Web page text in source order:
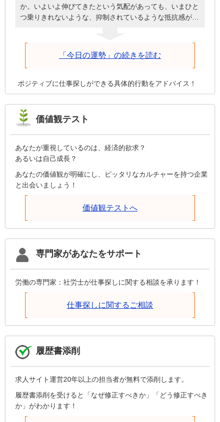
か。いよいよ伸びてきたという気配があっても、いまひと
つ乗りきれないような、抑制されているような抵抗感があ
進み続けます。投げ出してしまったらそこで終了です。焦
って無理を押し通さず、しっかり根差していけるように状
「今日の運勢」の続きを読む
ポジティブに仕事探しができる具体的行動をアドバイス！
価値観テスト
あなたが重視しているのは、経済的欲求？
あるいは自己成長？
あなたの価値観が明確にし、ピッタリなカルチャーを持つ企業
と出会いましょう！
価値観テストへ
専門家があなたをサポート
労働の専門家：社労士が仕事探しに関する相談を承ります！
仕事探しに関するご相談
履歴書添削
求人サイト運営20年以上の担当者が無料で添削します。
履歴書添削を受けると「なぜ修正すべきか」「どう修正すべき
か」がわかります！